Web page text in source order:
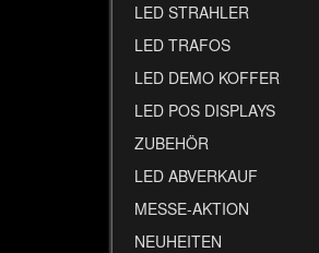
LED STRAHLER
LED TRAFOS
LED DEMO KOFFER
LED POS DISPLAYS
ZUBEHÖR
LED ABVERKAUF
MESSE-AKTION
NEUHEITEN